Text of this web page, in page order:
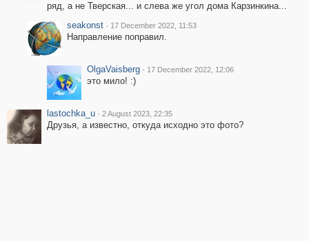
ряд, а не Тверская... и слева же угол дома Карзинкина...
seakonst · 17 December 2022, 11:53
Направление поправил.
OlgaVaisberg · 17 December 2022, 12:06
это мило! :)
lastochka_u · 2 August 2023, 22:35
Друзья, а известно, откуда исходно это фото?